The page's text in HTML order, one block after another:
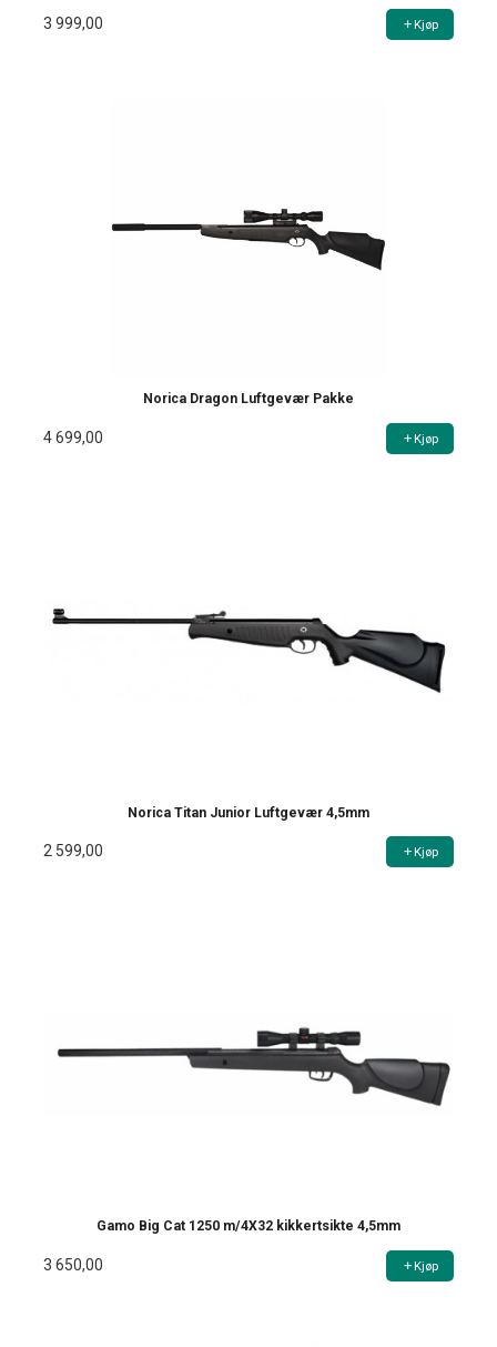
3 999,00 Kjøp
Norica Dragon Luftgevær Pakke
4 699,00 Kjøp
Norica Titan Junior Luftgevær 4,5mm
2 599,00 Kjøp
Gamo Big Cat 1250 m/4X32 kikkertsikte 4,5mm
3 650,00 Kjøp